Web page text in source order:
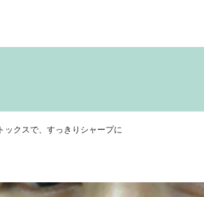
キビ痕の凹み（ニキビ痕のクレーター）
ルロン酸分解除去 ヒアルロン酸注入
）
花粉症 血管開き 雑誌掲載
ックスで、すっきりシャープに